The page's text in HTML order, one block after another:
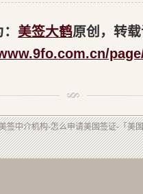
美签大鹤原创，转
签中介机构-怎么申请美国签证-「美